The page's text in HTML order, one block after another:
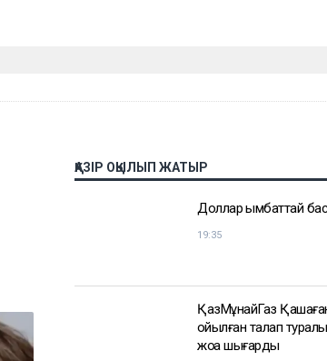
ҚАЗІР ОҚЫЛЫП ЖАТЫР
Доллар қымбаттай
19:35
ҚазМұнайГаз
қойылған талап
жоққа шығарды